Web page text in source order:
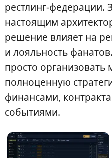
рестлинг-федерации.
настоящим
решение влияет на
и лояльность
просто организовать
полноценную
финансами,
событиями.